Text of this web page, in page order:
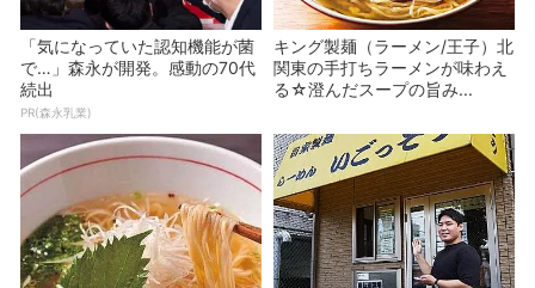
「気になっていた認知機能が菌
で…」森永が開発。感動の70代
続出
PR(森永乳業)
キング製麺（ラーメン/王子）北
関東の手打ちラーメンが味わえ
る☆澄んだスープの旨み...